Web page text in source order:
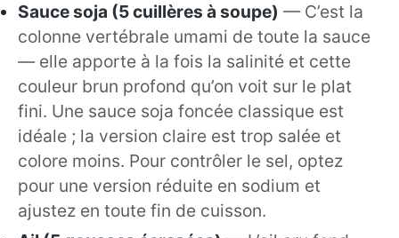
Sauce soja (5 cuillères à soupe) — C’est la
colonne vertébrale umami de toute la sauce
— elle apporte à la fois la salinité et cette
couleur brun profond qu’on voit sur le plat
fini. Une sauce soja foncée classique est
idéale ; la version claire est trop salée et
colore moins. Pour contrôler le sel, optez
pour une version réduite en sodium et
ajustez en toute fin de cuisson.